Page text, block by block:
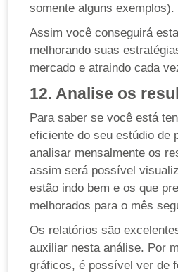
somente alguns exemplos).
Assim você conseguirá
melhorando suas
mercado e atraindo cada
12. Analise os
Para saber se você está
eficiente do seu estúdio de
analisar mensalmente os
assim será possível
estão indo bem e os que
melhorados para o mês
Os relatórios são
auxiliar nesta análise. Por
gráficos, é possível ver de